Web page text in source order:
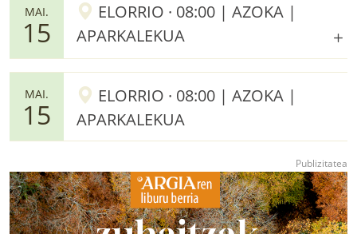
MAI.
15
ELORRIO · 08:00 | AZOKA |
APARKALEKUA
MAI.
15
ELORRIO · 08:00 | AZOKA |
APARKALEKUA